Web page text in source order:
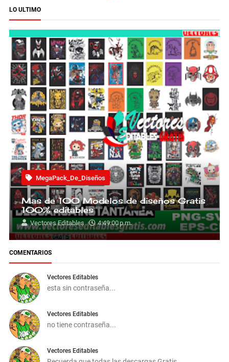
LO ULTIMO
MegaPack_De_Diseños
Mas de 100 Modelos de diseños Gratis
100% editables
Vectores Editables 4:49:00 p.m.
COMENTARIOS
Vectores Editables
esta sin contraseña...
Vectores Editables
no tiene contraseña...
Vectores Editables